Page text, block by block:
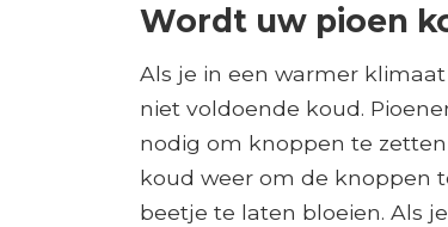
Wordt uw pioen
Als je in een warmer
niet voldoende koud.
nodig om knoppen te
koud weer om de knoppen
beetje te laten bloeien. Als